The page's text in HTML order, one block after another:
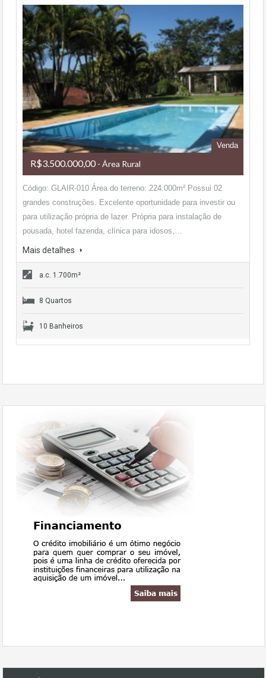
Venda
R$3.500.000,00 - Área Rural
Código: GLAIR-010 Área do terreno: 224.000m² Possui 02
grandes construções. Excelente oportunidade para investir ou
para utilização própria de lazer. Própria para instalação de
pousada, hotel fazenda, clínica para idosos,…
Mais detalhes
a.c. 1.700m²
8 Quartos
10 Banheiros